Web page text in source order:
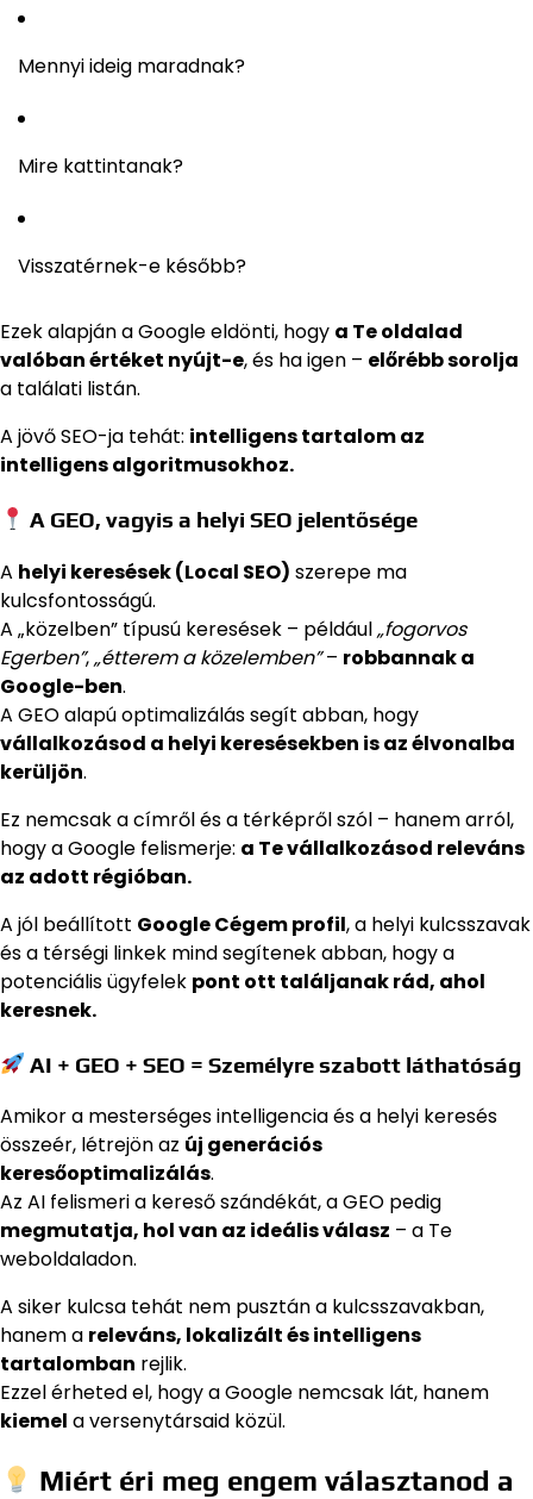
Mennyi ideig maradnak?
Mire kattintanak?
Visszatérnek-e később?
Ezek alapján a Google eldönti, hogy a Te oldalad
valóban értéket nyújt-e, és ha igen – előrébb sorolja
a találati listán.
A jövő SEO-ja tehát: intelligens tartalom az
intelligens algoritmusokhoz.
A GEO, vagyis a helyi SEO jelentősége
A helyi keresések (Local SEO) szerepe ma
kulcsfontosságú.
A „közelben” típusú keresések – például„fogorvos
Egerben”,„étterem a közelemben”– robbannak a
Google-ben.
A GEO alapú optimalizálás segít abban, hogy
vállalkozásod a helyi keresésekben is az élvonalba
kerüljön.
Ez nemcsak a címről és a térképről szól – hanem arról,
hogy a Google felismerje: a Te vállalkozásod releváns
az adott régióban.
A jól beállított Google Cégem profil, a helyi kulcsszavak
és a térségi linkek mind segítenek abban, hogy a
potenciális ügyfelek pont ott találjanak rád, ahol
keresnek.
AI + GEO + SEO = Személyre szabott láthatóság
Amikor a mesterséges intelligencia és a helyi keresés
összeér, létrejön az új generációs
keresőoptimalizálás.
Az AI felismeri a kereső szándékát, a GEO pedig
megmutatja, hol van az ideális válasz – a Te
weboldaladon.
A siker kulcsa tehát nem pusztán a kulcsszavakban,
hanem a releváns, lokalizált és intelligens
tartalomban rejlik.
Ezzel érheted el, hogy a Google nemcsak lát, hanem
kiemel a versenytársaid közül.
Miért éri meg engem választanod a